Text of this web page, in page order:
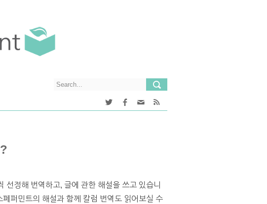
정해 번역하고, 글에 관한 해설을 쓰고 있습니
페퍼민트의 해설과 함께 칼럼 번역도 읽어보실 수